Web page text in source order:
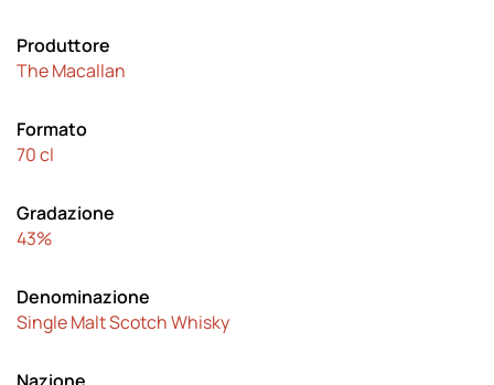
Produttore
The Macallan
Formato
70 cl
Gradazione
43%
Denominazione
Single Malt Scotch Whisky